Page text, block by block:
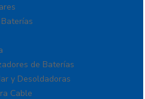
de Baterías
y Desoldadoras
Cable